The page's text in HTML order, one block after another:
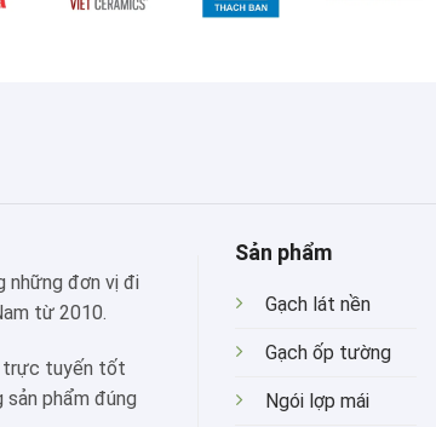
những đơn vị đi
từ 2010.
trực tuyến tốt
phẩm đúng
Sản phẩm
Gạch lát nền
Gạch ốp tường
Ngói lợp mái